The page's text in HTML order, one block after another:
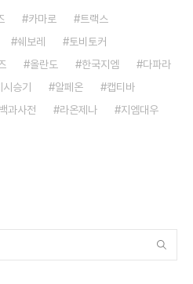
카마로
트랙스
쉐보레
토비토커
올란도 한국지엠
다파라
승기 알페온
캡티바
과사전 라온제나
지엠대우